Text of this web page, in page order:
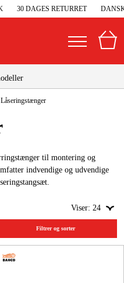
30 DAGES RETURRET DANSK
Låseringstænger
til montering og
indvendige og udvendige
Viser: 24
Filtrer og sorter